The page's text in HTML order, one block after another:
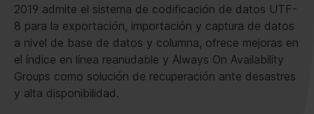
2019 admite el sistema de codificación de datos UTF-
8 para la exportación, importación y captura de datos
a nivel de base de datos y columna, ofrece mejoras en
el índice en línea reanudable y Always On Availability
Groups como solución de recuperación ante desastres
y alta disponibilidad.